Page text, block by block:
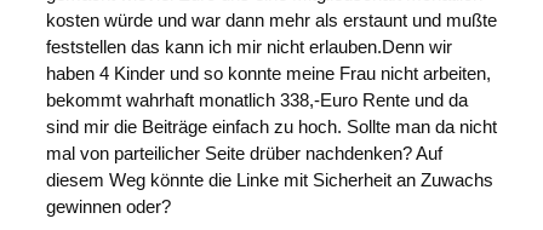
kosten würde und war dann mehr als erstaunt und mußte
feststellen das kann ich mir nicht erlauben.Denn wir
haben 4 Kinder und so konnte meine Frau nicht arbeiten,
bekommt wahrhaft monatlich 338,-Euro Rente und da
sind mir die Beiträge einfach zu hoch. Sollte man da nicht
mal von parteilicher Seite drüber nachdenken? Auf
diesem Weg könnte die Linke mit Sicherheit an Zuwachs
gewinnen oder?